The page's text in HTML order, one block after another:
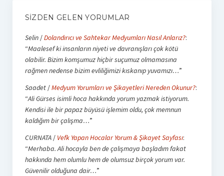
SIZDEN GELEN YORUMLAR
Selin/Dolandırıcı ve Sahtekar Medyumları Nasıl Anlarız?:
“Maalesef ki insanların niyeti ve davranışları çok kötü
olabilir. Bizim komşumuz hiçbir suçumuz olmamasına
rağmen nedense bizim evliliğimizi kıskanıp yuvamızı…”
Saadet/Medyum Yorumları ve Şikayetleri Nereden Okunur?:
“Ali Gürses isimli hoca hakkında yorum yazmak istiyorum.
Kendisi ile bir papaz büyüsü işlemim oldu, çok memnun
kaldığım bir çalışma…”
CURNATA/ Vefk Yapan Hocalar Yorum & Şikayet Sayfası:
“Merhaba. Ali hocayla ben de çalışmaya başladım fakat
hakkında hem olumlu hem de olumsuz birçok yorum var.
Güvenilir olduğuna dair…”